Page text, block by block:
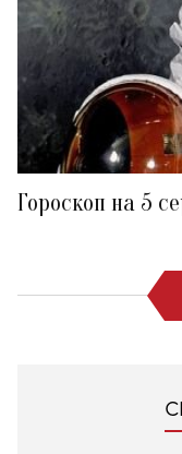
Гороскоп на 5